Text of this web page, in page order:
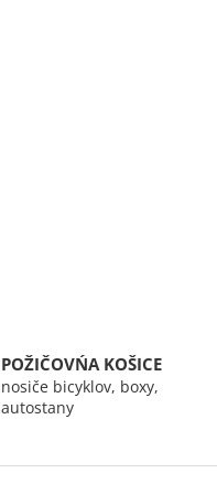
POŽIČOVŃA KOŠICE
nosiče bicyklov, boxy,
autostany